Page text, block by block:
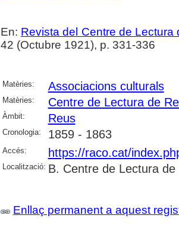
En: Revista del Centre de Lectura
42 (Octubre 1921), p. 331-336
Matèries: Associacions culturals
Matèries: Centre de Lectura de
Àmbit: Reus
Cronologia: 1859 - 1863
Accés: https://raco.cat/
Localització: B. Centre de Lectura de
Enllaç permanent a aquest